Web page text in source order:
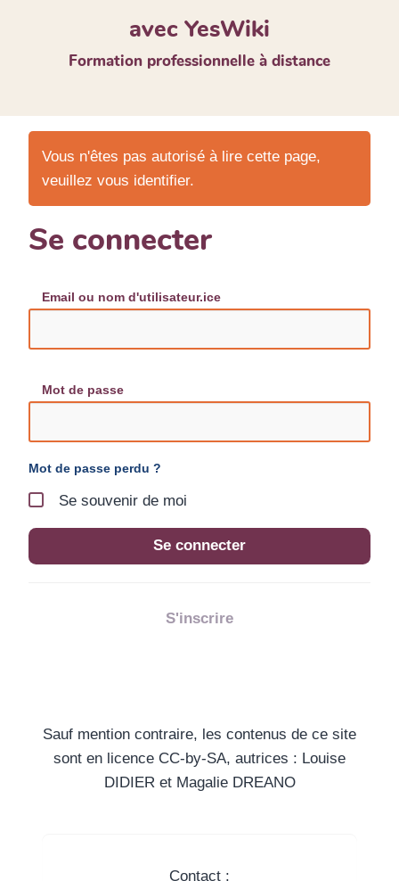
avec YesWiki
Formation professionnelle à distance
Vous n'êtes pas autorisé à lire cette page,
veuillez vous identifier.
Se connecter
Email ou nom d'utilisateur.ice
Mot de passe
Mot de passe perdu ?
Se souvenir de moi
Se connecter
S'inscrire
Sauf mention contraire, les contenus de ce site
sont en licence CC-by-SA, autrices : Louise
DIDIER et Magalie DREANO
Contact :